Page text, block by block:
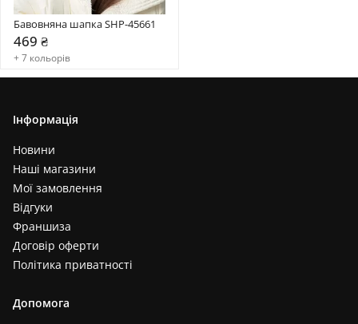
Бавовняна шапка SHP-45661
469 ₴
+ 7 кольорів
Інформація
Новини
Наші магазини
Мої замовлення
Відгуки
Франшиза
Договір оферти
Політика приватності
Допомога